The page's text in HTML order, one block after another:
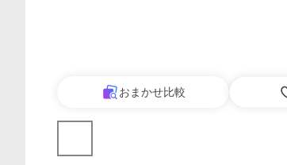
おまかせ比較